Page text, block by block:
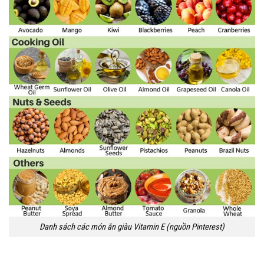
Danh sách các món ăn giàu Vitamin E (nguồn Pinterest)